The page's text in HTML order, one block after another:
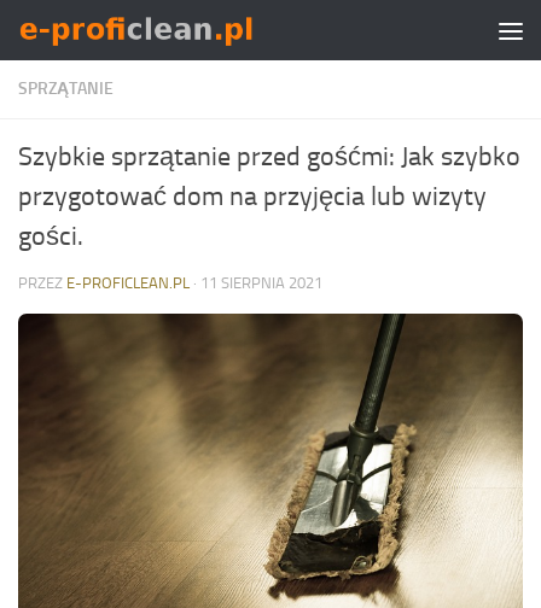
Skip to content
SPRZĄTANIE
Szybkie sprzątanie przed gośćmi: Jak szybko
przygotować dom na przyjęcia lub wizyty
gości.
PRZEZ E-PROFICLEAN.PL · 11 SIERPNIA 2021